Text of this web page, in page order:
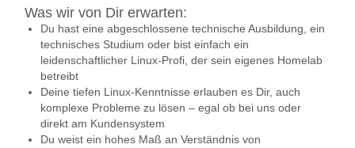
Was wir von Dir erwarten:
Du hast eine abgeschlossene technische Ausbildung, ein
technisches Studium oder bist einfach ein
leidenschaftlicher Linux-Profi, der sein eigenes Homelab
betreibt
Deine tiefen Linux-Kenntnisse erlauben es Dir, auch
komplexe Probleme zu lösen – egal ob bei uns oder
direkt am Kundensystem
Du weist ein hohes Maß an Verständnis von